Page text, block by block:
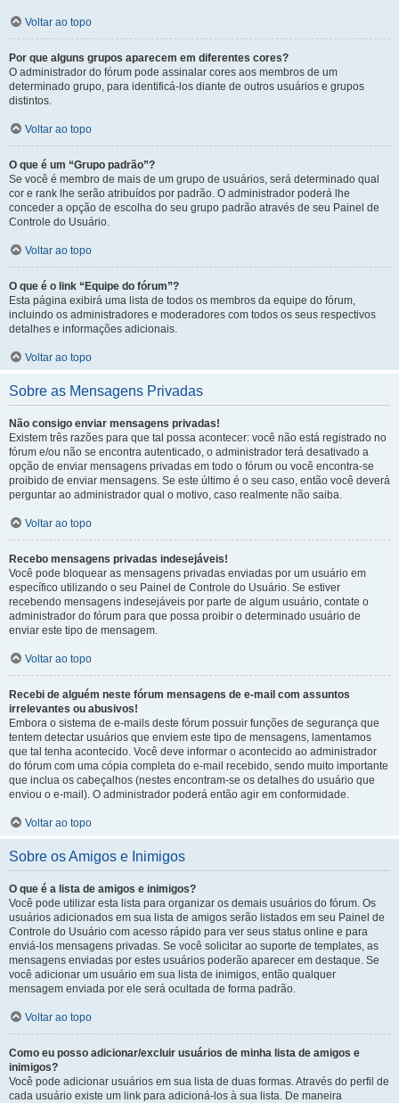
Voltar ao topo
Por que alguns grupos aparecem em diferentes cores?
O administrador do fórum pode assinalar cores aos membros de um
determinado grupo, para identificá-los diante de outros usuários e grupos
distintos.
Voltar ao topo
O que é um “Grupo padrão”?
Se você é membro de mais de um grupo de usuários, será determinado qual
cor e rank lhe serão atribuídos por padrão. O administrador poderá lhe
conceder a opção de escolha do seu grupo padrão através de seu Painel de
Controle do Usuário.
Voltar ao topo
O que é o link “Equipe do fórum”?
Esta página exibirá uma lista de todos os membros da equipe do fórum,
incluindo os administradores e moderadores com todos os seus respectivos
detalhes e informações adicionais.
Voltar ao topo
Sobre as Mensagens Privadas
Não consigo enviar mensagens privadas!
Existem três razões para que tal possa acontecer: você não está registrado no
fórum e/ou não se encontra autenticado, o administrador terá desativado a
opção de enviar mensagens privadas em todo o fórum ou você encontra-se
proibido de enviar mensagens. Se este último é o seu caso, então você deverá
perguntar ao administrador qual o motivo, caso realmente não saiba.
Voltar ao topo
Recebo mensagens privadas indesejáveis!
Você pode bloquear as mensagens privadas enviadas por um usuário em
específico utilizando o seu Painel de Controle do Usuário. Se estiver
recebendo mensagens indesejáveis por parte de algum usuário, contate o
administrador do fórum para que possa proibir o determinado usuário de
enviar este tipo de mensagem.
Voltar ao topo
Recebi de alguém neste fórum mensagens de e-mail com assuntos
irrelevantes ou abusivos!
Embora o sistema de e-mails deste fórum possuir funções de segurança que
tentem detectar usuários que enviem este tipo de mensagens, lamentamos
que tal tenha acontecido. Você deve informar o acontecido ao administrador
do fórum com uma cópia completa do e-mail recebido, sendo muito importante
que inclua os cabeçalhos (nestes encontram-se os detalhes do usuário que
enviou o e-mail). O administrador poderá então agir em conformidade.
Voltar ao topo
Sobre os Amigos e Inimigos
O que é a lista de amigos e inimigos?
Você pode utilizar esta lista para organizar os demais usuários do fórum. Os
usuários adicionados em sua lista de amigos serão listados em seu Painel de
Controle do Usuário com acesso rápido para ver seus status online e para
enviá-los mensagens privadas. Se você solicitar ao suporte de templates, as
mensagens enviadas por estes usuários poderão aparecer em destaque. Se
você adicionar um usuário em sua lista de inimigos, então qualquer
mensagem enviada por ele será ocultada de forma padrão.
Voltar ao topo
Como eu posso adicionar/excluir usuários de minha lista de amigos e
inimigos?
Você pode adicionar usuários em sua lista de duas formas. Através do perfil de
cada usuário existe um link para adicioná-los à sua lista. De maneira